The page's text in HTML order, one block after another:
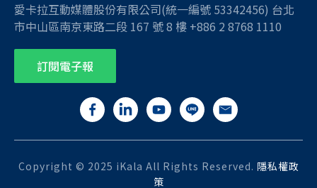
愛卡拉互動媒體股份有限公司(統一編號 53342456) 台北
市中山區南京東路二段 167 號 8 樓 +886 2 8768 1110
訂閱電子報
Copyright © 2025 iKala All Rights Reserved. 隱私權政
策